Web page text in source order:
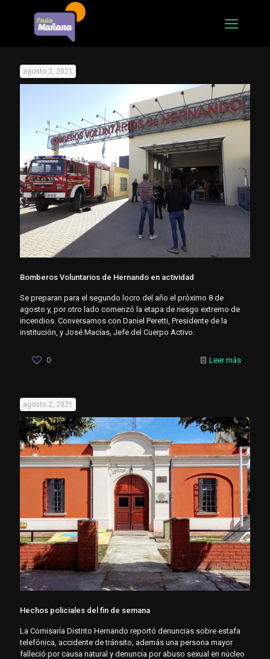
agosto 2, 2021
Bomberos Voluntarios de Hernando en actividad
Se preparan para el segundo locro del año el próximo 8 de
agosto y, por otro lado comenzó la etapa de riesgo extremo de
incendios. Conversamos con Daniel Peretti, Presidente de la
institución, y José Macías, Jefe del Cuerpo Activo.
0 Leer más
agosto 2, 2021
Hechos policiales del fin de semana
La Comisaría Distrito Hernando reportó denuncias sobre estafa
telefónica, accidente de tránsito, además una persona mayor
falleció por causa natural y denuncia por abuso sexual en núcleo